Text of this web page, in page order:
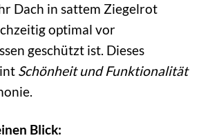
Dach in sattem Ziegelrot
optimal vor
geschützt ist. Dieses
Schönheit und Funktionalität
Blick: